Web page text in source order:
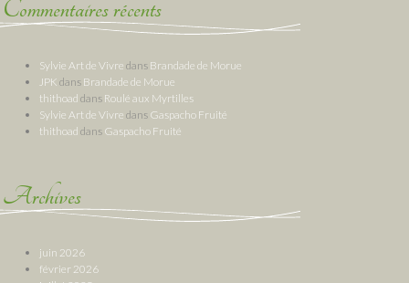
Commentaires récents
Sylvie Art de Vivre dans Brandade de Morue
JPK dans Brandade de Morue
thithoad dans Roulé aux Myrtilles
Sylvie Art de Vivre dans Gaspacho Fruité
thithoad dans Gaspacho Fruité
Archives
juin 2026
février 2026